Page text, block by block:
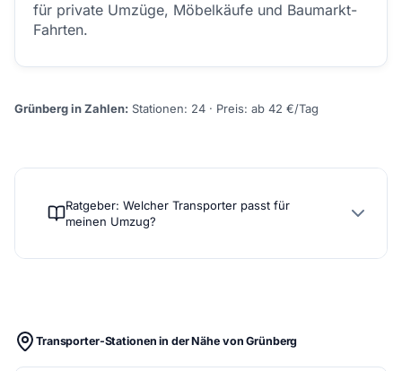
für private Umzüge, Möbelkäufe und Baumarkt-
Fahrten.
Grünberg in Zahlen: Stationen: 24 · Preis: ab 42 €/Tag
Ratgeber: Welcher Transporter passt für
meinen Umzug?
Transporter-Stationen in der Nähe von Grünberg